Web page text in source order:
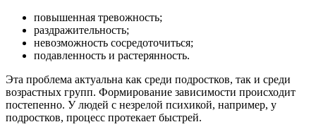
повышенная тревожность;
раздражительность;
невозможность сосредоточиться;
подавленность и растерянность.
Эта проблема актуальна как среди подростков, так и среди
возрастных групп. Формирование зависимости происходит
постепенно. У людей с незрелой психикой, например, у
подростков, процесс протекает быстрей.